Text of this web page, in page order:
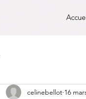
celinebellot 16